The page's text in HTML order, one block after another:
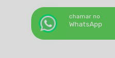
chamar no
WhatsApp